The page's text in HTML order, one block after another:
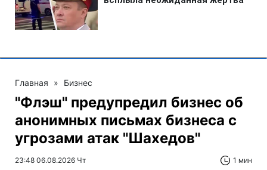
Главная » Бизнес
"Флэш" предупредил бизнес об
анонимных письмах бизнеса с
угрозами атак "Шахедов"
23:48 06.08.2026 Чт 1 мин